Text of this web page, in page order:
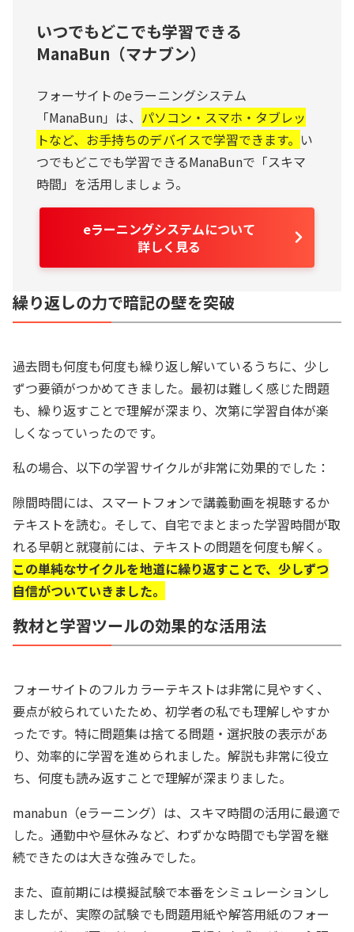
いつでもどこでも学習できる
ManaBun（マナブン）
フォーサイトのeラーニングシステム
「ManaBun」は、 パソコン・スマホ・タブレッ
トなど、お手持ちのデバイスで学習できます。 い
つでもどこでも学習できるManaBunで「スキマ
時間」を活用しましょう。
eラーニングシステムについて
詳しく見る
繰り返しの力で暗記の壁を突破
過去問も何度も何度も繰り返し解いているうちに、少し
ずつ要領がつかめてきました。最初は難しく感じた問題
も、繰り返すことで理解が深まり、次第に学習自体が楽
しくなっていったのです。
私の場合、以下の学習サイクルが非常に効果的でした：
隙間時間には、スマートフォンで講義動画を視聴するか
テキストを読む。そして、自宅でまとまった学習時間が取
れる早朝と就寝前には、テキストの問題を何度も解く。
この単純なサイクルを地道に繰り返すことで、少しずつ
自信がついていきました。
教材と学習ツールの効果的な活用法
フォーサイトのフルカラーテキストは非常に見やすく、
要点が絞られていたため、初学者の私でも理解しやすか
ったです。特に問題集は捨てる問題・選択肢の表示があ
り、効率的に学習を進められました。解説も非常に役立
ち、何度も読み返すことで理解が深まりました。
manabun（eラーニング）は、スキマ時間の活用に最適で
した。通勤中や昼休みなど、わずかな時間でも学習を継
続できたのは大きな強みでした。
また、直前期には模擬試験で本番をシミュレーションし
ましたが、実際の試験でも問題用紙や解答用紙のフォー